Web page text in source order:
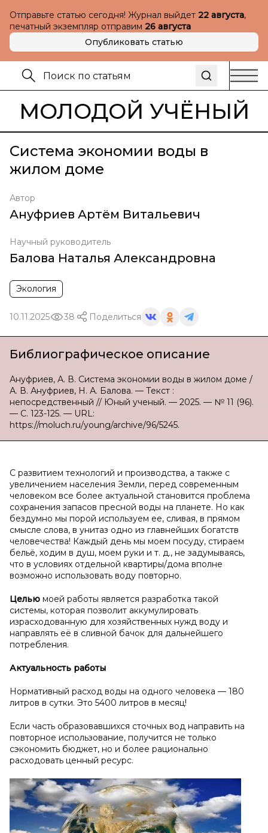
Отправьте статью сегодня! Журнал выйдет 22 августа,
печатный экземпляр отправим 26 августа
Опубликовать статью
МОЛОДОЙ УЧЁНЫЙ
Система экономии воды в
жилом доме
Автор
Ануфриев Артём Витальевич
Научный руководитель
Балова Наталья Александровна
Экология
10.11.2025 38 Поделиться
Библиографическое описание
Ануфриев, А. В. Система экономии воды в жилом доме /
А. В. Ануфриев, Н. А. Балова. — Текст :
непосредственный // Юный ученый. — 2025. — № 11 (96).
— С. 123-125. — URL:
https://moluch.ru/young/archive/96/5245.
С развитием технологий и производства, а также с
увеличением населения Земли, перед современным
человеком все более актуальной становится проблема
сохранения запасов пресной воды на планете. Но как
бездумно мы порой используем ее, сливая, в прямом
смысле слова, в унитаз одно из главнейших богатств
человечества! Каждый день мы моем посуду, стираем
бельё, ходим в душ, моем руки и т. д., не задумываясь,
что в условиях отдельной квартиры/дома вполне
возможно использовать воду повторно.
Целью моей работы является разработка такой
системы, которая позволит аккумулировать
израсходованную для хозяйственных нужд воду и
направлять её в сливной бачок для дальнейшего
потребления.
Актуальность работы
Нормативный расход воды на одного человека — 180
литров в сутки. Это 5400 литров в месяц!
Если часть образовавшихся сточных вод направить на
повторное использование, получится не только
сэкономить бюджет, но и более рационально
расходовать ценный ресурс.